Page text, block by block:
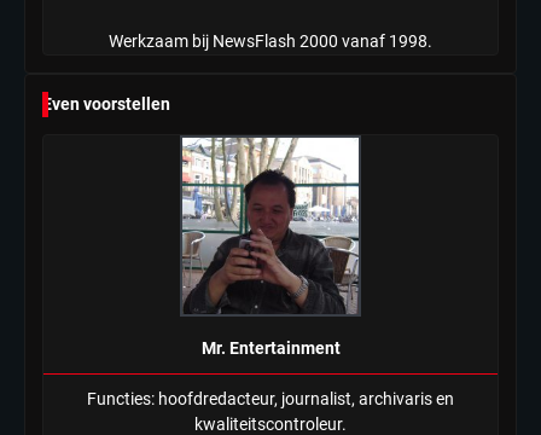
Werkzaam bij NewsFlash 2000 vanaf 1998.
Even voorstellen
Mr. Entertainment
Functies: hoofdredacteur, journalist, archivaris en
kwaliteitscontroleur.